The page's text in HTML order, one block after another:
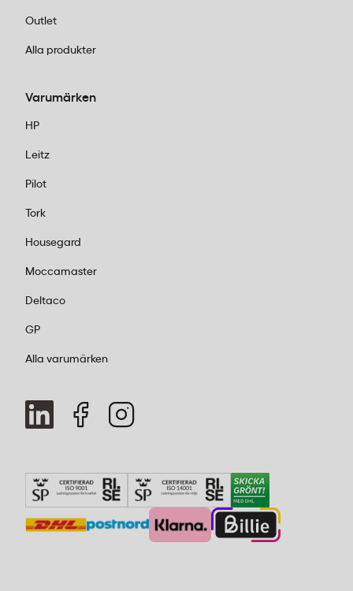
Outlet
Alla produkter
Varumärken
HP
Leitz
Pilot
Tork
Housegard
Moccamaster
Deltaco
GP
Alla varumärken